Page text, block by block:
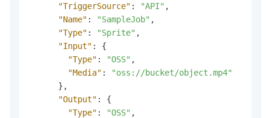
"TriggerSource" : "API" ,
"Name" : "SampleJob" ,
"Type" : "Sprite" ,
"Input" :
{
"Type" : "OSS" ,
"Media" :
"oss://bucket/object.mp4"
} ,
"Output" :
{
"Type" : "OSS" ,